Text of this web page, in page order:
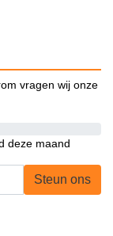
vragen wij onze
deze maand
Steun ons